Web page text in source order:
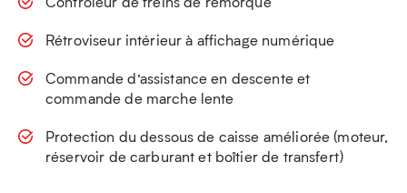
Rétroviseur intérieur à affichage numérique
Commande d’assistance en descente et
commande de marche lente
Protection du dessous de caisse améliorée (moteur,
réservoir de carburant et boîtier de transfert)